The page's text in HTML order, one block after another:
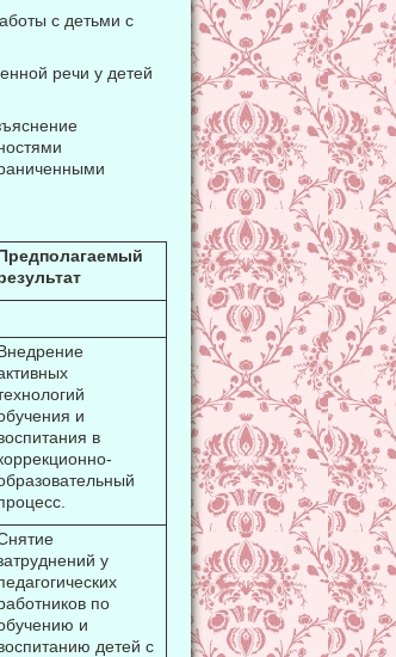
с детьми с
речи у детей
и
в
у
по
и
детей с